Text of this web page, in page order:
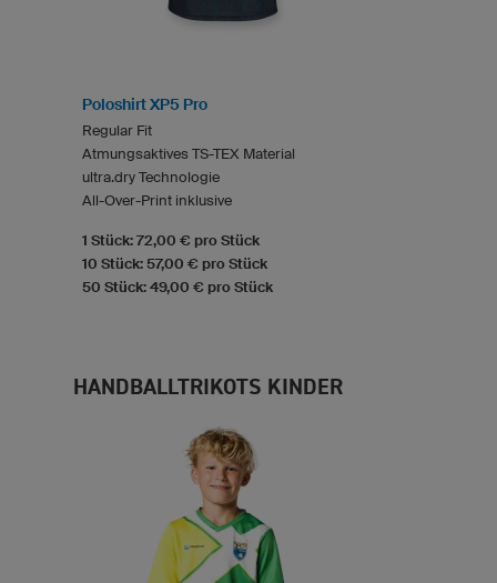
Poloshirt XP5 Pro
Regular Fit
Atmungsaktives TS-TEX Material
ultra.dry Technologie
All-Over-Print inklusive
1 Stück: 72,00 € pro Stück
10 Stück: 57,00 € pro Stück
50 Stück: 49,00 € pro Stück
HANDBALLTRIKOTS KINDER